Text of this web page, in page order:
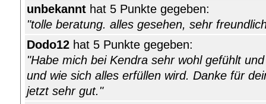
unbekannt hat 5 Punkte gegeben:
"tolle beratung. alles gesehen, sehr
Dodo12 hat 5 Punkte gegeben:
"Habe mich bei Kendra sehr wohl gefühlt
und wie sich alles erfüllen wird. Danke für
jetzt sehr gut."